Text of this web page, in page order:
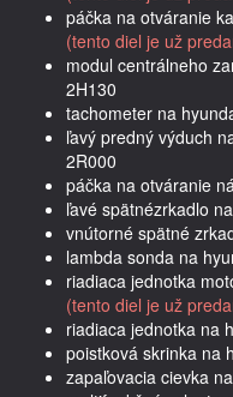
páčka na otváranie
(tento diel je už
modul centrálneho
2H130
tachometer na
ľavý predný výduch
2R000
páčka na otváranie
ľavé spätnézrkadlo
vnútorné spätné
lambda sonda na
riadiaca jednotka
(tento diel je už
riadiaca jednotka na
poistková skrinka na
zapaľovacia cievka